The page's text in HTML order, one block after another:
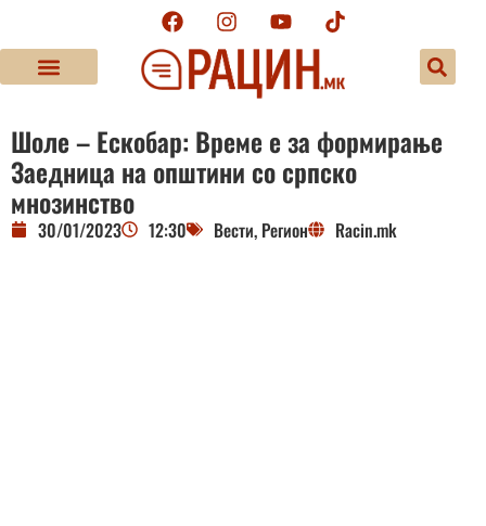
Шоле – Ескобар: Време е за формирање
Заедница на општини со српско
мнозинство
30/01/2023 12:30 Вести, Регион Racin.mk